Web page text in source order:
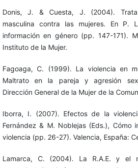
Donis, J. & Cuesta, J. (2004).
masculina contra las mujeres. En P.
información en género (pp. 147-171).
Instituto de la Mujer.
Fagoaga, C. (1999). La violencia en
Maltrato en la pareja y agresión
Dirección General de la Mujer de la
Iborra, I. (2007). Efectos de la
Fernández & M. Noblejas (Eds.), Cómo
violencia (pp. 26-27). Valencia, España:
Lamarca, C. (2004). La R.A.E. y el